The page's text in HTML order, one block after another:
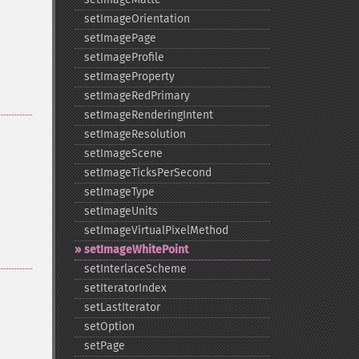
setImageOrientation
setImagePage
setImageProfile
setImageProperty
setImageRedPrimary
setImageRenderingIntent
setImageResolution
setImageScene
setImageTicksPerSecond
setImageType
setImageUnits
setImageVirtualPixelMethod
setImageWhitePoint
setInterlaceScheme
setIteratorIndex
setLastIterator
setOption
setPage